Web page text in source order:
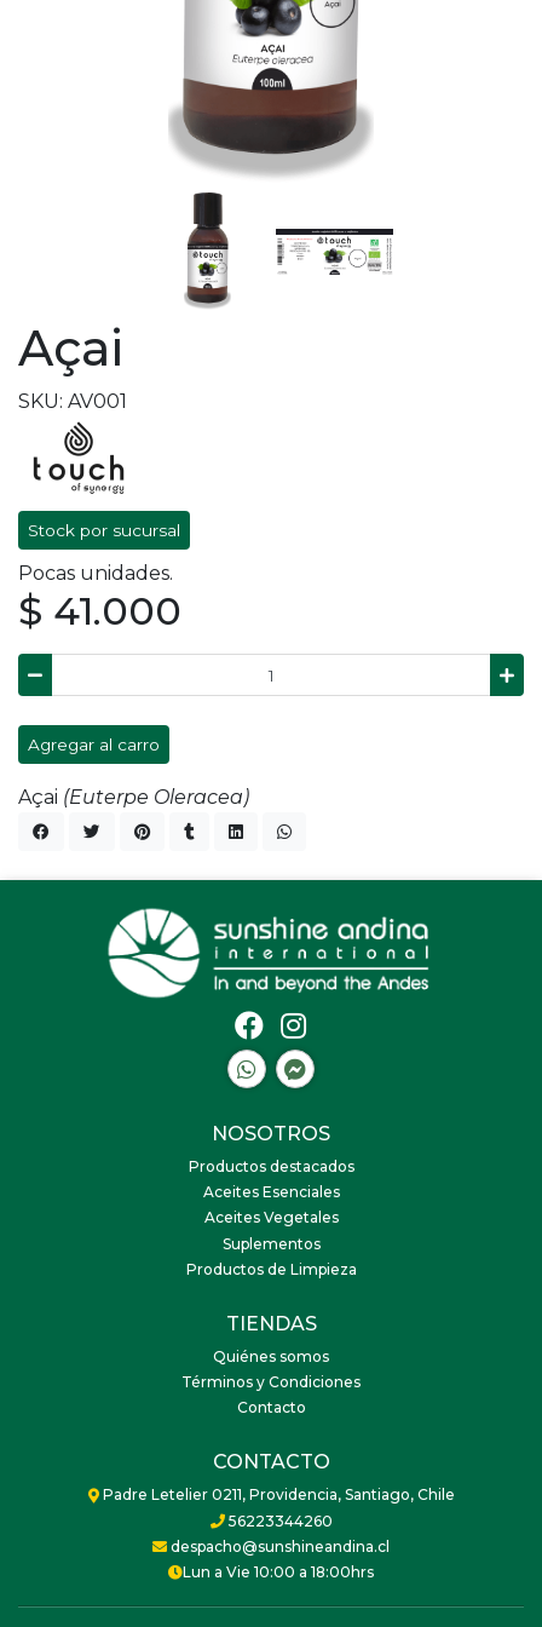
Açai
SKU: AV001
Stock por sucursal
Pocas unidades.
$ 41.000
Agregar al carro
Açai (Euterpe Oleracea)
NOSOTROS
Productos destacados
Aceites Esenciales
Aceites Vegetales
Suplementos
Productos de Limpieza
TIENDAS
Quiénes somos
Términos y Condiciones
Contacto
CONTACTO
Padre Letelier 0211, Providencia, Santiago, Chile
56223344260
despacho@sunshineandina.cl
Lun a Vie 10:00 a 18:00hrs